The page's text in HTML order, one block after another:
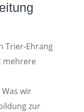
Trier-Ehrang
mehrere
wir
zur